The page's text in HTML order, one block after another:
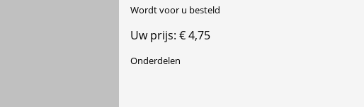
Wordt voor u besteld
Uw prijs: € 4,75
Onderdelen